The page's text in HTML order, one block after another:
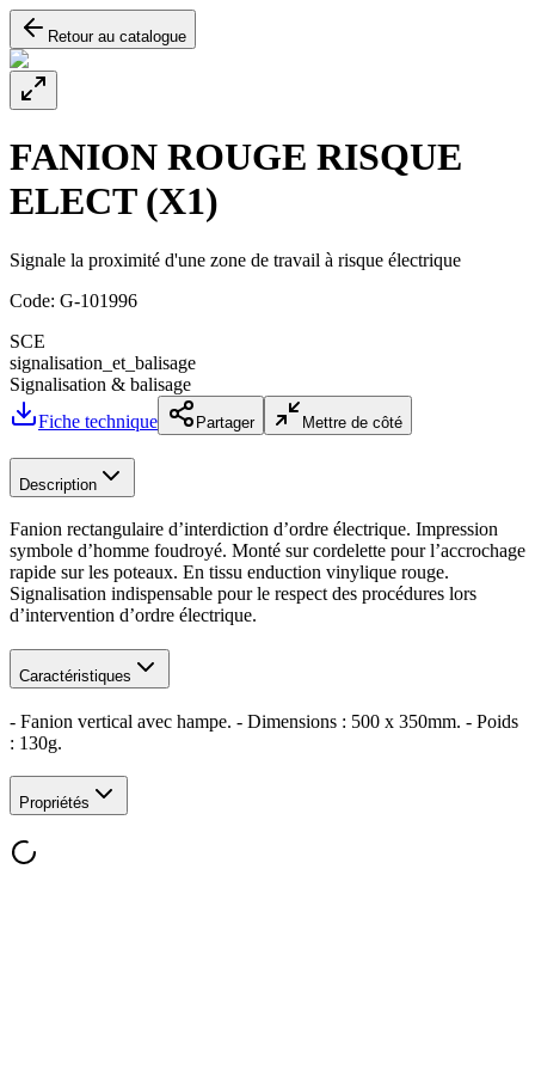
Retour au catalogue
FANION ROUGE RISQUE
ELECT (X1)
Signale la proximité d'une zone de travail à risque électrique
Code: G-101996
SCE
signalisation_et_balisage
Signalisation & balisage
Fiche technique
Partager Mettre de côté
Description
Fanion rectangulaire d’interdiction d’ordre électrique. Impression
symbole d’homme foudroyé. Monté sur cordelette pour l’accrochage
rapide sur les poteaux. En tissu enduction vinylique rouge.
Signalisation indispensable pour le respect des procédures lors
d’intervention d’ordre électrique.
Caractéristiques
- Fanion vertical avec hampe. - Dimensions : 500 x 350mm. - Poids
: 130g.
Propriétés